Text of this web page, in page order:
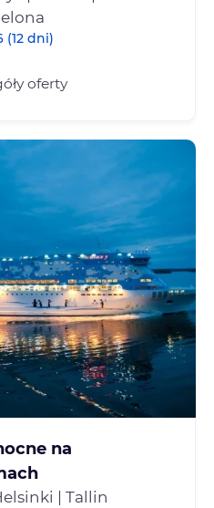
(12 dni)
oferty
na
| Tallin